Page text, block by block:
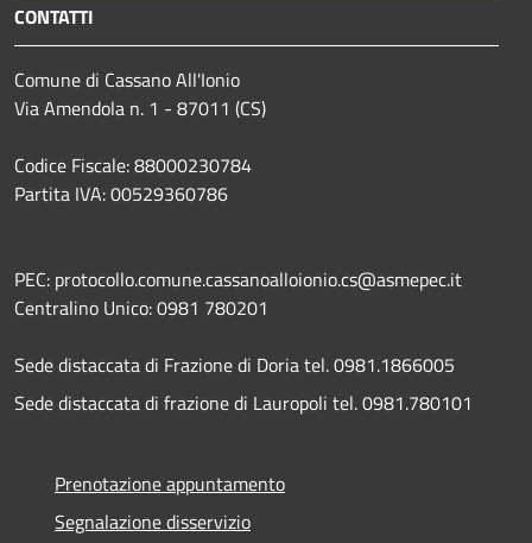
CONTATTI
Comune di Cassano All'Ionio
Via Amendola n. 1 - 87011 (CS)
Codice Fiscale: 88000230784
Partita IVA: 00529360786
PEC: protocollo.comune.cassanoalloionio.cs@asmepec.it
Centralino Unico: 0981 780201
Sede distaccata di Frazione di Doria tel. 0981.1866005
Sede distaccata di frazione di Lauropoli tel. 0981.780101
Prenotazione appuntamento
Segnalazione disservizio